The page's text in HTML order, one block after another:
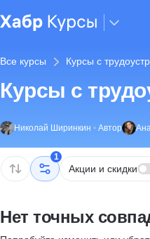
Все курсы Курсы с
Курсы с
Николай Ширинкин • Автор
1
Акции и скидки
Нет точных